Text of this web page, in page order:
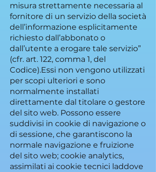
misura strettamente necessaria al
fornitore di un servizio della società
dell’informazione esplicitamente
richiesto dall’abbonato o
dall’utente a erogare tale servizio”
(cfr. art. 122, comma 1, del
Codice).Essi non vengono utilizzati
per scopi ulteriori e sono
normalmente installati
direttamente dal titolare o gestore
del sito web. Possono essere
suddivisi in cookie di navigazione o
di sessione, che garantiscono la
normale navigazione e fruizione
del sito web; cookie analytics,
assimilati ai cookie tecnici laddove